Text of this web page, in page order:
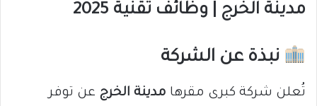
مدينة الخرج | وظائف تقنية 2025
نبذة عن الشركة
تُعلن شركة كبرى مقرها مدينة الخرج عن توفر